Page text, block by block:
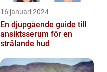
16 januari 2024
En djupgående guide till
ansiktsserum för en
strålande hud